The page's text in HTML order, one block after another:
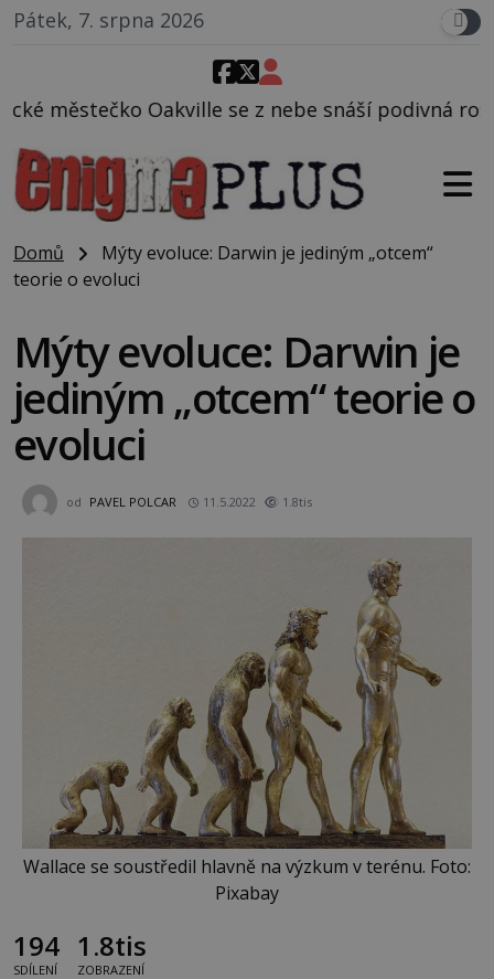
Pátek, 7. srpna 2026
z nebe snáší podivná rosolovitá látka
Domů
Mýty evoluce: Darwin je jediným „otcem“
teorie o evoluci
Mýty evoluce: Darwin je
jediným „otcem“ teorie o
evoluci
od PAVEL POLCAR 11.5.2022 1.8tis
Wallace se soustředil hlavně na výzkum v terénu. Foto:
Pixabay
194
SDÍLENÍ
1.8tis
ZOBRAZENÍ